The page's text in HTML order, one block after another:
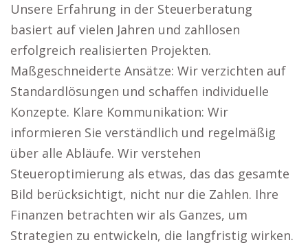
Unsere Erfahrung in der Steuerberatung
basiert auf vielen Jahren und zahllosen
erfolgreich realisierten Projekten.
Maßgeschneiderte Ansätze: Wir verzichten auf
Standardlösungen und schaffen individuelle
Konzepte. Klare Kommunikation: Wir
informieren Sie verständlich und regelmäßig
über alle Abläufe. Wir verstehen
Steueroptimierung als etwas, das das gesamte
Bild berücksichtigt, nicht nur die Zahlen. Ihre
Finanzen betrachten wir als Ganzes, um
Strategien zu entwickeln, die langfristig wirken.